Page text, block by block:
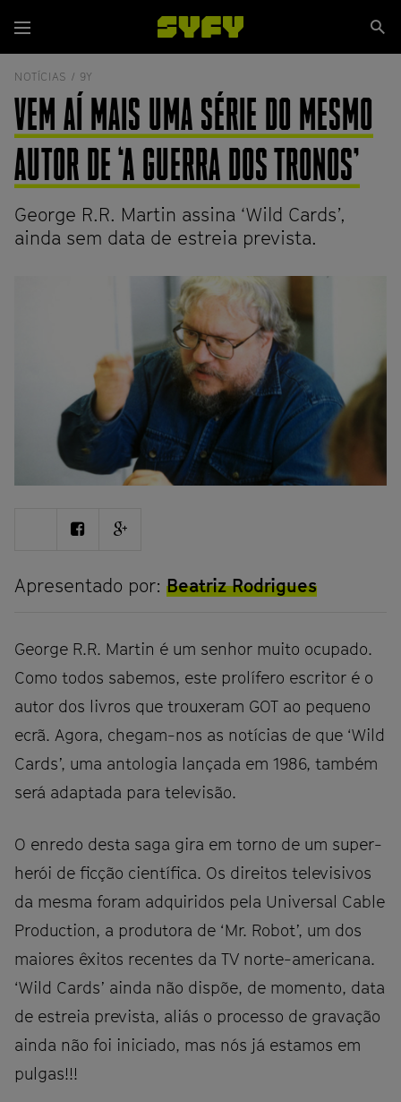
para
o
conteúdo
Menu
NOTÍCIAS / 9Y
VEM AÍ MAIS UMA SÉRIE DO MESMO
AUTOR DE ‘A GUERRA DOS TRONOS’
George R.R. Martin assina ‘Wild Cards’,
ainda sem data de estreia prevista.
ShareShare Share
plus
Apresentado por: Beatriz Rodrigues
George R.R. Martin é um senhor muito ocupado.
Como todos sabemos, este prolífero escritor é o
autor dos livros que trouxeram GOT ao pequeno
ecrã. Agora, chegam-nos as notícias de que ‘Wild
Cards’, uma antologia lançada em 1986, também
será adaptada para televisão.
O enredo desta saga gira em torno de um super-
herói de ficção científica. Os direitos televisivos
da mesma foram adquiridos pela Universal Cable
Production, a produtora de ‘Mr. Robot’, um dos
maiores êxitos recentes da TV norte-americana.
‘Wild Cards’ ainda não dispõe, de momento, data
de estreia prevista, aliás o processo de gravação
ainda não foi iniciado, mas nós já estamos em
pulgas!!!